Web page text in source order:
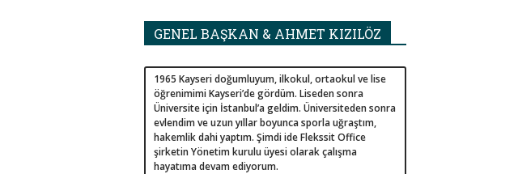
GENEL BAŞKAN & AHMET KIZILÖZ
1965 Kayseri doğumluyum, ilkokul, ortaokul ve lise
öğrenimimi Kayseri’de gördüm. Liseden sonra
Üniversite için İstanbul’a geldim. Üniversiteden sonra
evlendim ve uzun yıllar boyunca sporla uğraştım,
hakemlik dahi yaptım. Şimdi ide Flekssit Office
şirketin Yönetim kurulu üyesi olarak çalışma
hayatıma devam ediyorum.